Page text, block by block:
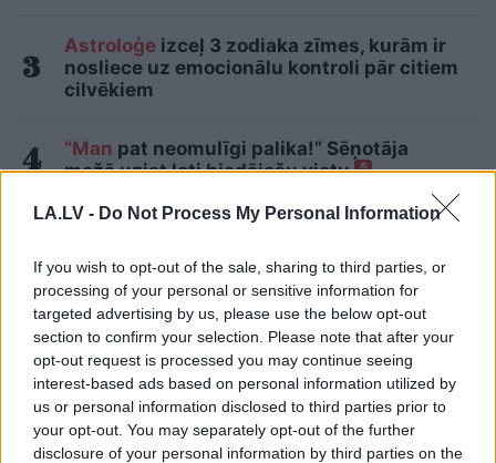
LA.LV - Do Not Process My Personal Information
If you wish to opt-out of the sale, sharing to third parties, or
processing of your personal or sensitive information for
targeted advertising by us, please use the below opt-out
section to confirm your selection. Please note that after your
opt-out request is processed you may continue seeing
interest-based ads based on personal information utilized by
us or personal information disclosed to third parties prior to
your opt-out. You may separately opt-out of the further
disclosure of your personal information by third parties on the
Astroloģe izceļ 3 zodiaka zīmes, kurām ir
nosliece uz emocionālu kontroli pār citiem
cilvēkiem
“Man pat neomulīgi palika!” Sēņotāja
mežā uziet ļoti biedējošu vietu 5
nosauc četrus augļus ar kuru ēšanu
aizrauties
“Manarī tagad vajag!” Hortenziju fani
sajūsmā par šo tirgotāju Salaspilī
Lasīt citas ziņas